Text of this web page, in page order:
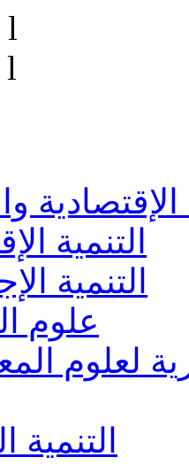
l
l
الإقتصادية
التنمية
التنمية
علوم
لعلوم